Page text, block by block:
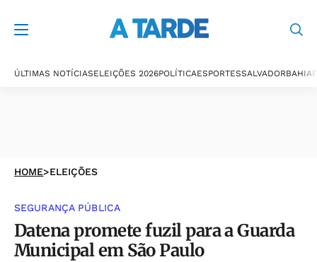
ÚLTIMAS NOTÍCIASELEIÇÕES 2026POLÍTICAESPORTESSALVADORBAHIA
HOME>ELEIÇÕES
SEGURANÇA PÚBLICA
Datena promete fuzil para a Guarda
Municipal em São Paulo